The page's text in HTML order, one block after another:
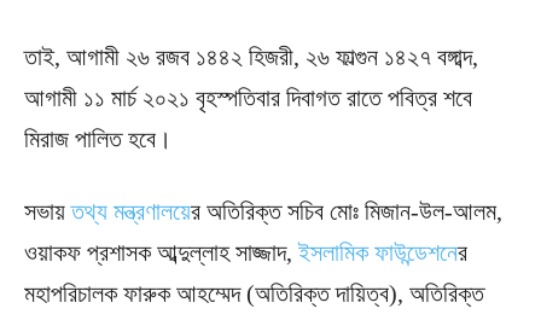
তাই, আগামী ২৬ রজব ১৪৪২ হিজরী, ২৬ ফাল্গুন ১৪২৭ বঙ্গাব্দ,
আগামী ১১ মার্চ ২০২১ বৃহস্পতিবার দিবাগত রাতে পবিত্র শবে
মিরাজ পালিত হবে।
সভায়তথ্য মন্ত্রণালয়ের অতিরিক্ত সচিব মোঃ মিজান-উল-আলম,
ওয়াকফ প্রশাসক আব্দুল্লাহ সাজ্জাদ,ইসলামিক ফাউন্ডেশনের
মহাপরিচালক ফারুক আহম্মেদ (অতিরিক্ত দায়িত্ব), অতিরিক্ত